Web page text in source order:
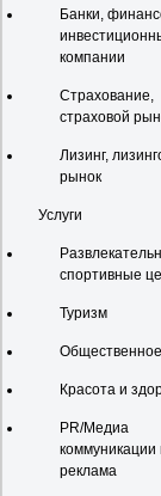
Банки,
компании
Страхование,
страховой
Лизинг,
рынок
Услуги
спортивные
Туризм
Красота и
PR/Медиа
коммуникации
реклама